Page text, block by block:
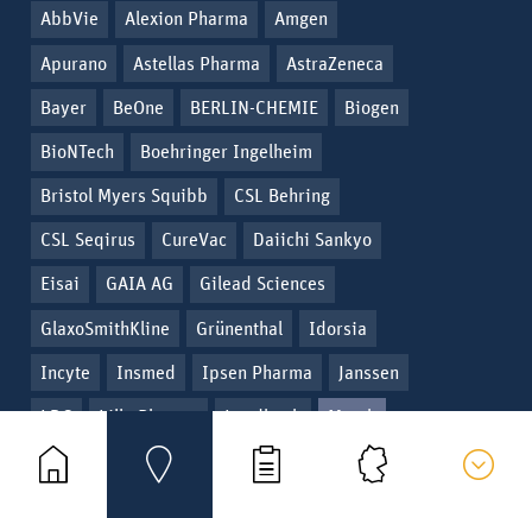
    
AbbVie Alexion Pharma Amgen
Apurano Astellas Pharma AstraZeneca
Bayer BeOne BERLIN-CHEMIE Biogen
BioNTech Boehringer Ingelheim
Bristol Myers Squibb CSL Behring
CSL Seqirus CureVac Daiichi Sankyo
Eisai GAIA AG Gilead Sciences
GlaxoSmithKline Grünenthal Idorsia
Incyte Insmed Ipsen Pharma Janssen
LDC Lilly Pharma Lundbeck Merck
Miltenyi MSD Novartis Pharma